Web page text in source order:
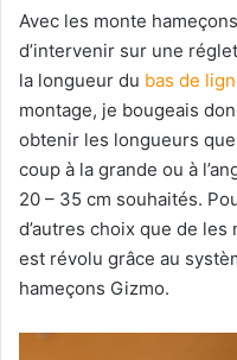
Avec les monte
d’intervenir sur une
la longueur du bas de
montage, je bougeais
obtenir les longueurs
coup à la grande ou à
20 – 35 cm souhaités.
d’autres choix que de
est révolu grâce au
hameçons Gizmo.